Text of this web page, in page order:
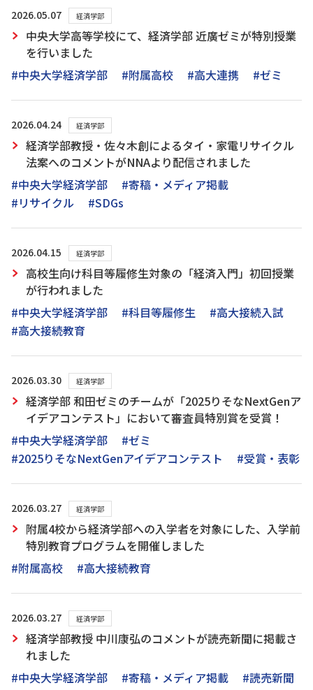
2026.05.07 経済学部
中央大学高等学校にて、経済学部 近廣ゼミが特別授業
を行いました
#中央大学経済学部
#附属高校 #高大連携 #ゼミ
2026.04.24 経済学部
経済学部教授・佐々木創によるタイ・家電リサイクル
法案へのコメントがNNAより配信されました
#中央大学経済学部
#寄稿・メディア掲載
#リサイクル
#SDGs
2026.04.15 経済学部
高校生向け科目等履修生対象の「経済入門」初回授業
が行われました
#中央大学経済学部
#科目等履修生
#高大接続入試
#高大接続教育
2026.03.30 経済学部
経済学部 和田ゼミのチームが「2025りそなNextGenア
イデアコンテスト」において審査員特別賞を受賞！
#中央大学経済学部
#ゼミ
#2025りそなNextGenアイデアコンテスト
#受賞・表彰
2026.03.27 経済学部
附属4校から経済学部への入学者を対象にした、入学前
特別教育プログラムを開催しました
#附属高校
#高大接続教育
2026.03.27 経済学部
経済学部教授 中川康弘のコメントが読売新聞に掲載さ
れました
#中央大学経済学部
#寄稿・メディア掲載 #読売新聞